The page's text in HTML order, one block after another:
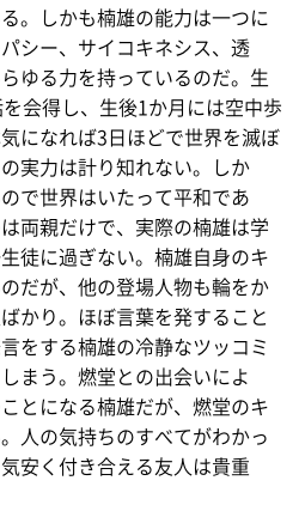
。しかも楠雄の能力は一つに
シー、サイコキネシス、透
ゆる力を持っているのだ。生
会得し、生後1か月には空中歩
になれば3日ほどで世界を滅ぼ
実力は計り知れない。しか
で世界はいたって平和であ
両親だけで、実際の楠雄は学
徒に過ぎない。楠雄自身のキ
だが、他の登場人物も輪をか
かり。ほぼ言葉を発すること
をする楠雄の冷静なツッコミ
まう。燃堂との出会いによ
とになる楠雄だが、燃堂のキ
人の気持ちのすべてがわかっ
安く付き合える友人は貴重